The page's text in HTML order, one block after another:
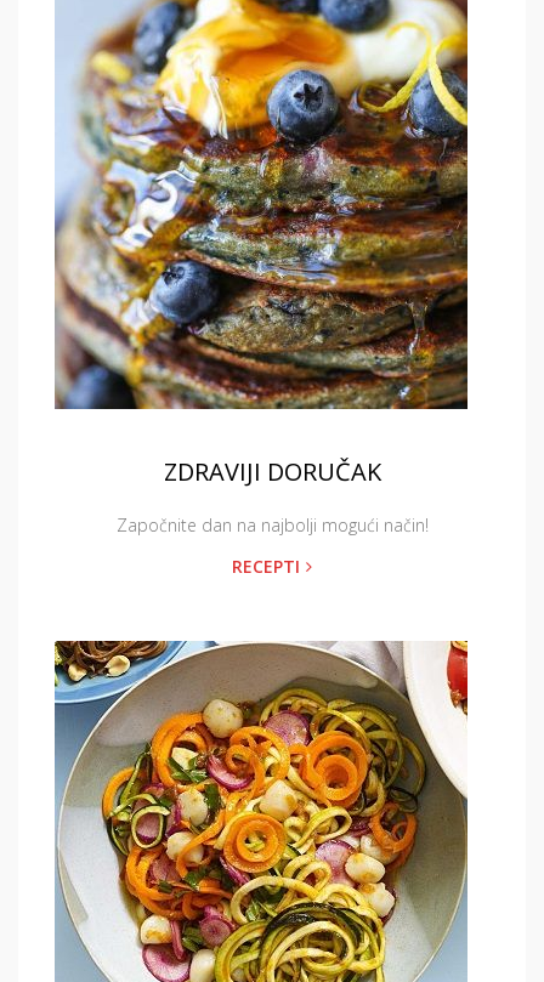
ZDRAVIJI DORUČAK
Započnite dan na najbolji mogući način!
RECEPTI